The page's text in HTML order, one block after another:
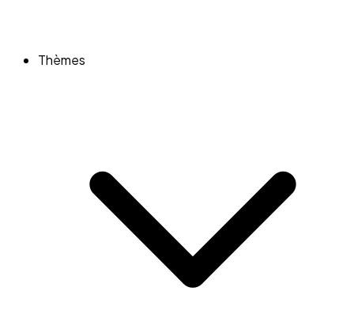
Thèmes